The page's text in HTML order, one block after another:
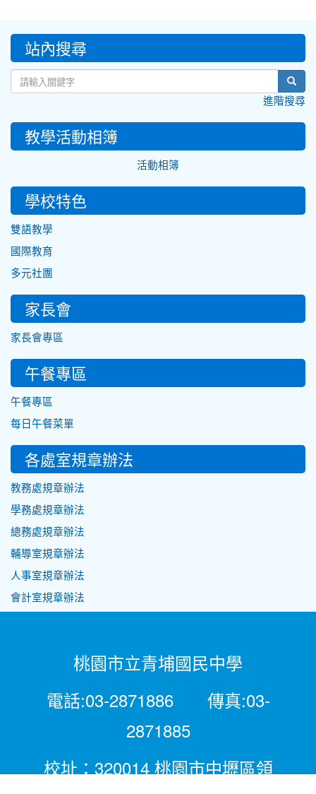
::: 站內搜尋
進階搜尋
教學活動相簿
活動相簿
學校特色
雙語教學
國際教育
多元社團
家長會
家長會專區
午餐專區
午餐專區
每日午餐菜單
各處室規章辦法
教務處規章辦法
學務處規章辦法
總務處規章辦法
輔導室規章辦法
人事室規章辦法
會計室規章辦法
桃園市立青埔國民中學
電話:03-2871886 傳真:03-
2871885
校址：320014 桃園市中壢區領